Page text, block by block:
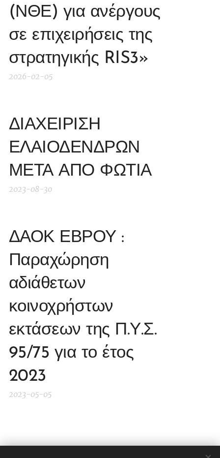
(ΝΘΕ) για ανέργους
σε επιχειρήσεις της
στρατηγικής RIS3»
2026-02-05
ΔΙΑΧΕΙΡΙΣΗ
ΕΛΑΙΟΔΕΝΔΡΩΝ
ΜΕΤΑ ΑΠΟ ΦΩΤΙΑ
2023-08-30
ΔΑΟΚ ΕΒΡΟΥ :
Παραχώρηση
αδιάθετων
κοινοχρήστων
εκτάσεων της Π.Υ.Σ.
95/75 για το έτος
2023
2023-05-05